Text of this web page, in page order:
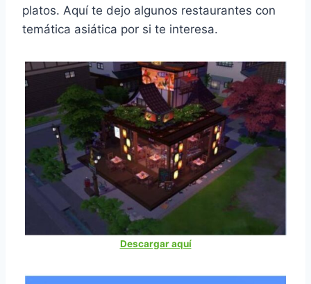
platos. Aquí te dejo algunos restaurantes con
temática asiática por si te interesa.
Descargar aquí